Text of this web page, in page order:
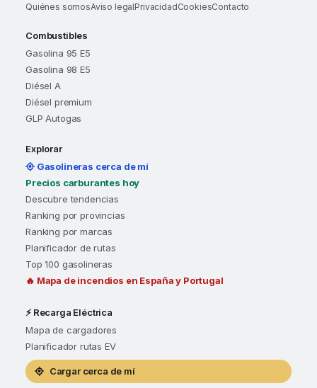
Quiénes somosAviso legalPrivacidadCookiesContacto
Combustibles
Gasolina 95 E5
Gasolina 98 E5
Diésel A
Diésel premium
GLP Autogas
Explorar
Gasolineras cerca de mí
Precios carburantes hoy
Descubre tendencias
Ranking por provincias
Ranking por marcas
Planificador de rutas
Top 100 gasolineras
🔥 Mapa de incendios en España y Portugal
⚡ Recarga Eléctrica
Mapa de cargadores
Planificador rutas EV
Cargar cerca de mí